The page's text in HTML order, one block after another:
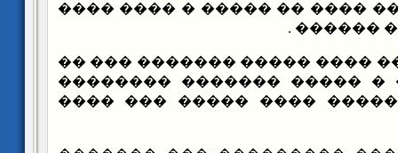
�� ��� ������� �� ���� ��
������
�� ������� �� ���� �����
���� ���� ���� � �����
���� � ����� ������ ����